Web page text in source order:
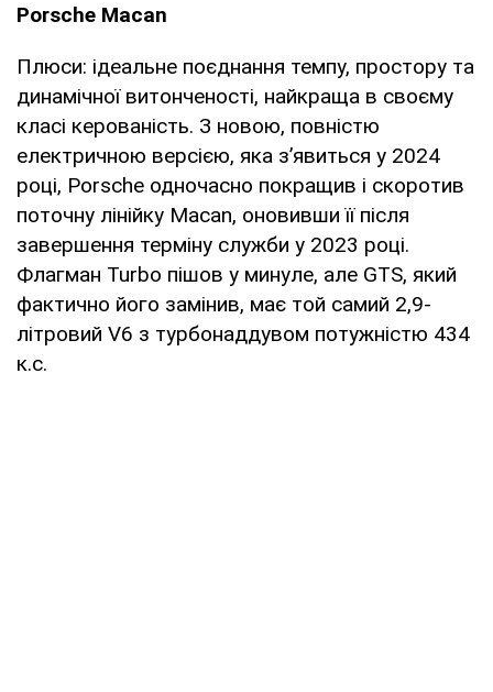
Porsche Macan
Плюси: ідеальне поєднання темпу, простору та
динамічної витонченості, найкраща в своєму
класі керованість. З новою, повністю
електричною версією, яка з’явиться у 2024
році, Porsche одночасно покращив і скоротив
поточну лінійку Macan, оновивши її після
завершення терміну служби у 2023 році.
Флагман Turbo пішов у минуле, але GTS, який
фактично його замінив, має той самий 2,9-
літровий V6 з турбонаддувом потужністю 434
к.с.